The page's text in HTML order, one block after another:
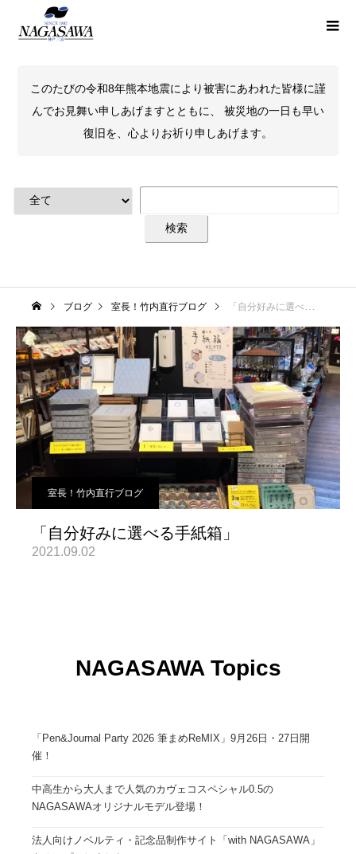
このたびの令和8年熊本地震により被害にあわれた皆様に謹
んでお見舞い申しあげますとともに、 被災地の一日も早い
復旧を、心よりお祈り申しあげます。
ブログ 室長！竹内直行ブログ 「自分好みに選べる手紙箱」
室長！竹内直行ブログ
「自分好みに選べる手紙箱」
2021.09.02
NAGASAWA Topics
「Pen&Journal Party 2026 筆まめReMIX」9月26日・27日開
催！
中高生から大人まで人気のカヴェコスペシャル0.5の
NAGASAWAオリジナルモデル登場！
法人向けノベルティ・記念品制作サイト「with NAGASAWA」